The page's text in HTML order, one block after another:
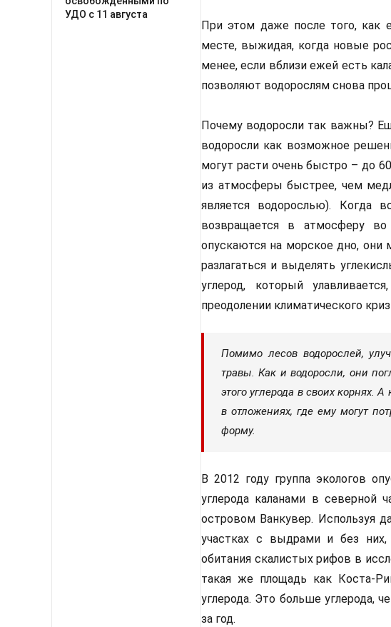
УДО с 11 августа
При этом даже после того, как
месте, выжидая, когда новые
менее, если вблизи ежей есть
позволяют водорослям снова
Почему водоросли так важны?
водоросли как возможное
могут расти очень быстро – до
из атмосферы быстрее, чем
является водорослью). Когда
возвращается в атмосферу
опускаются на морское дно, они
разлагаться и выделять
углерод, который
преодолении климатического
Помимо лесов водорослей,
травы. Как и водоросли, они
этого углерода в своих корнях.
в отложениях, где ему могут
форму.
В 2012 году группа экологов
углерода каланами в северной
островом Ванкувер. Используя
участках с выдрами и без них,
обитания скалистых рифов в
такая же площадь как Коста-
углерода. Это больше углерода,
за год.